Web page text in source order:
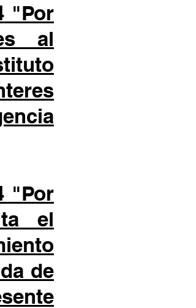
"Por
al
"Por
el
de